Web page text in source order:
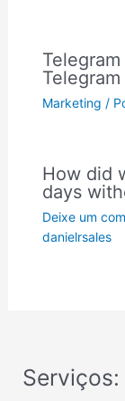
Marketing /
How did
days
Deixe um
danielrsales
Serviços: